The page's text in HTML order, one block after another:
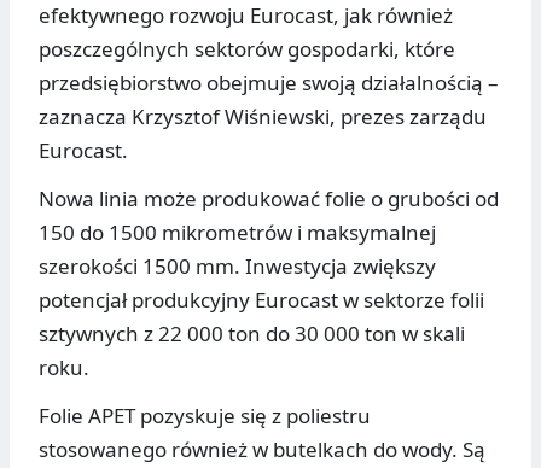
efektywnego rozwoju Eurocast, jak również
poszczególnych sektorów gospodarki, które
przedsiębiorstwo obejmuje swoją działalnością –
zaznacza Krzysztof Wiśniewski, prezes zarządu
Eurocast.
Nowa linia może produkować folie o grubości od
150 do 1500 mikrometrów i maksymalnej
szerokości 1500 mm. Inwestycja zwiększy
potencjał produkcyjny Eurocast w sektorze folii
sztywnych z 22 000 ton do 30 000 ton w skali
roku.
Folie APET pozyskuje się z poliestru
stosowanego również w butelkach do wody. Są